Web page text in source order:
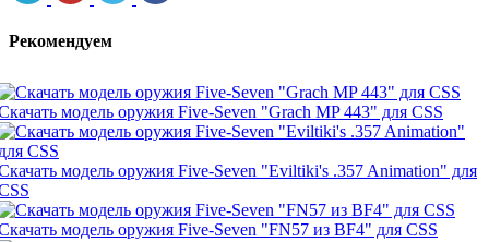
Рекомендуем
модель оружия Five-Seven "Grach MP 443" для CSS
модель оружия Five-Seven "Eviltiki's .357 Animation" для
модель оружия Five-Seven "FN57 из BF4" для CSS